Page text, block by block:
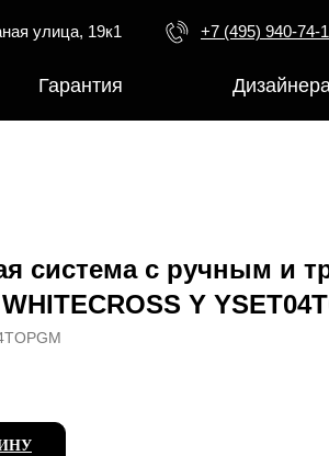
улица, 19к1 +7 (495) 940-74-
Гарантия
система с ручным и
Y